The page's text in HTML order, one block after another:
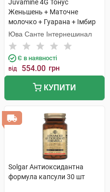
Juvamine 4G Тонус
Женьшень + Маточне
молочко + Гуарана + Імбир
розчин оральний 10 мл 10
ампул
Юва Санте Інтернешинал
Є в наявності
від 554.00 грн
КУПИТИ
Solgar Антиоксидантна
формула капсули 30 шт